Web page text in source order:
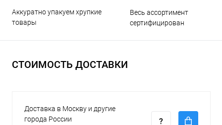
Аккуратно упакуем хрупкие
товары
Весь ассортимент
сертифицирован
СТОИМОСТЬ ДОСТАВКИ
Доставка в Москву и другие
города России